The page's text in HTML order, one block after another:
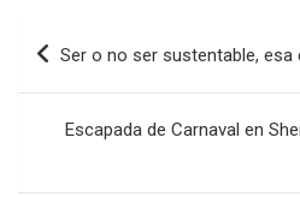
Navegación
Ser o no ser sustentable, esa
Escapada de Carnaval en